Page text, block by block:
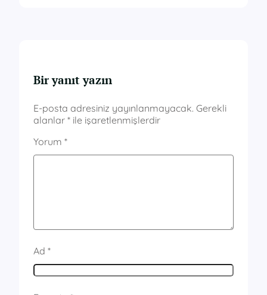
Bir yanıt yazın
E-posta adresiniz yayınlanmayacak. Gerekli
alanlar * ile işaretlenmişlerdir
Yorum *
Ad *